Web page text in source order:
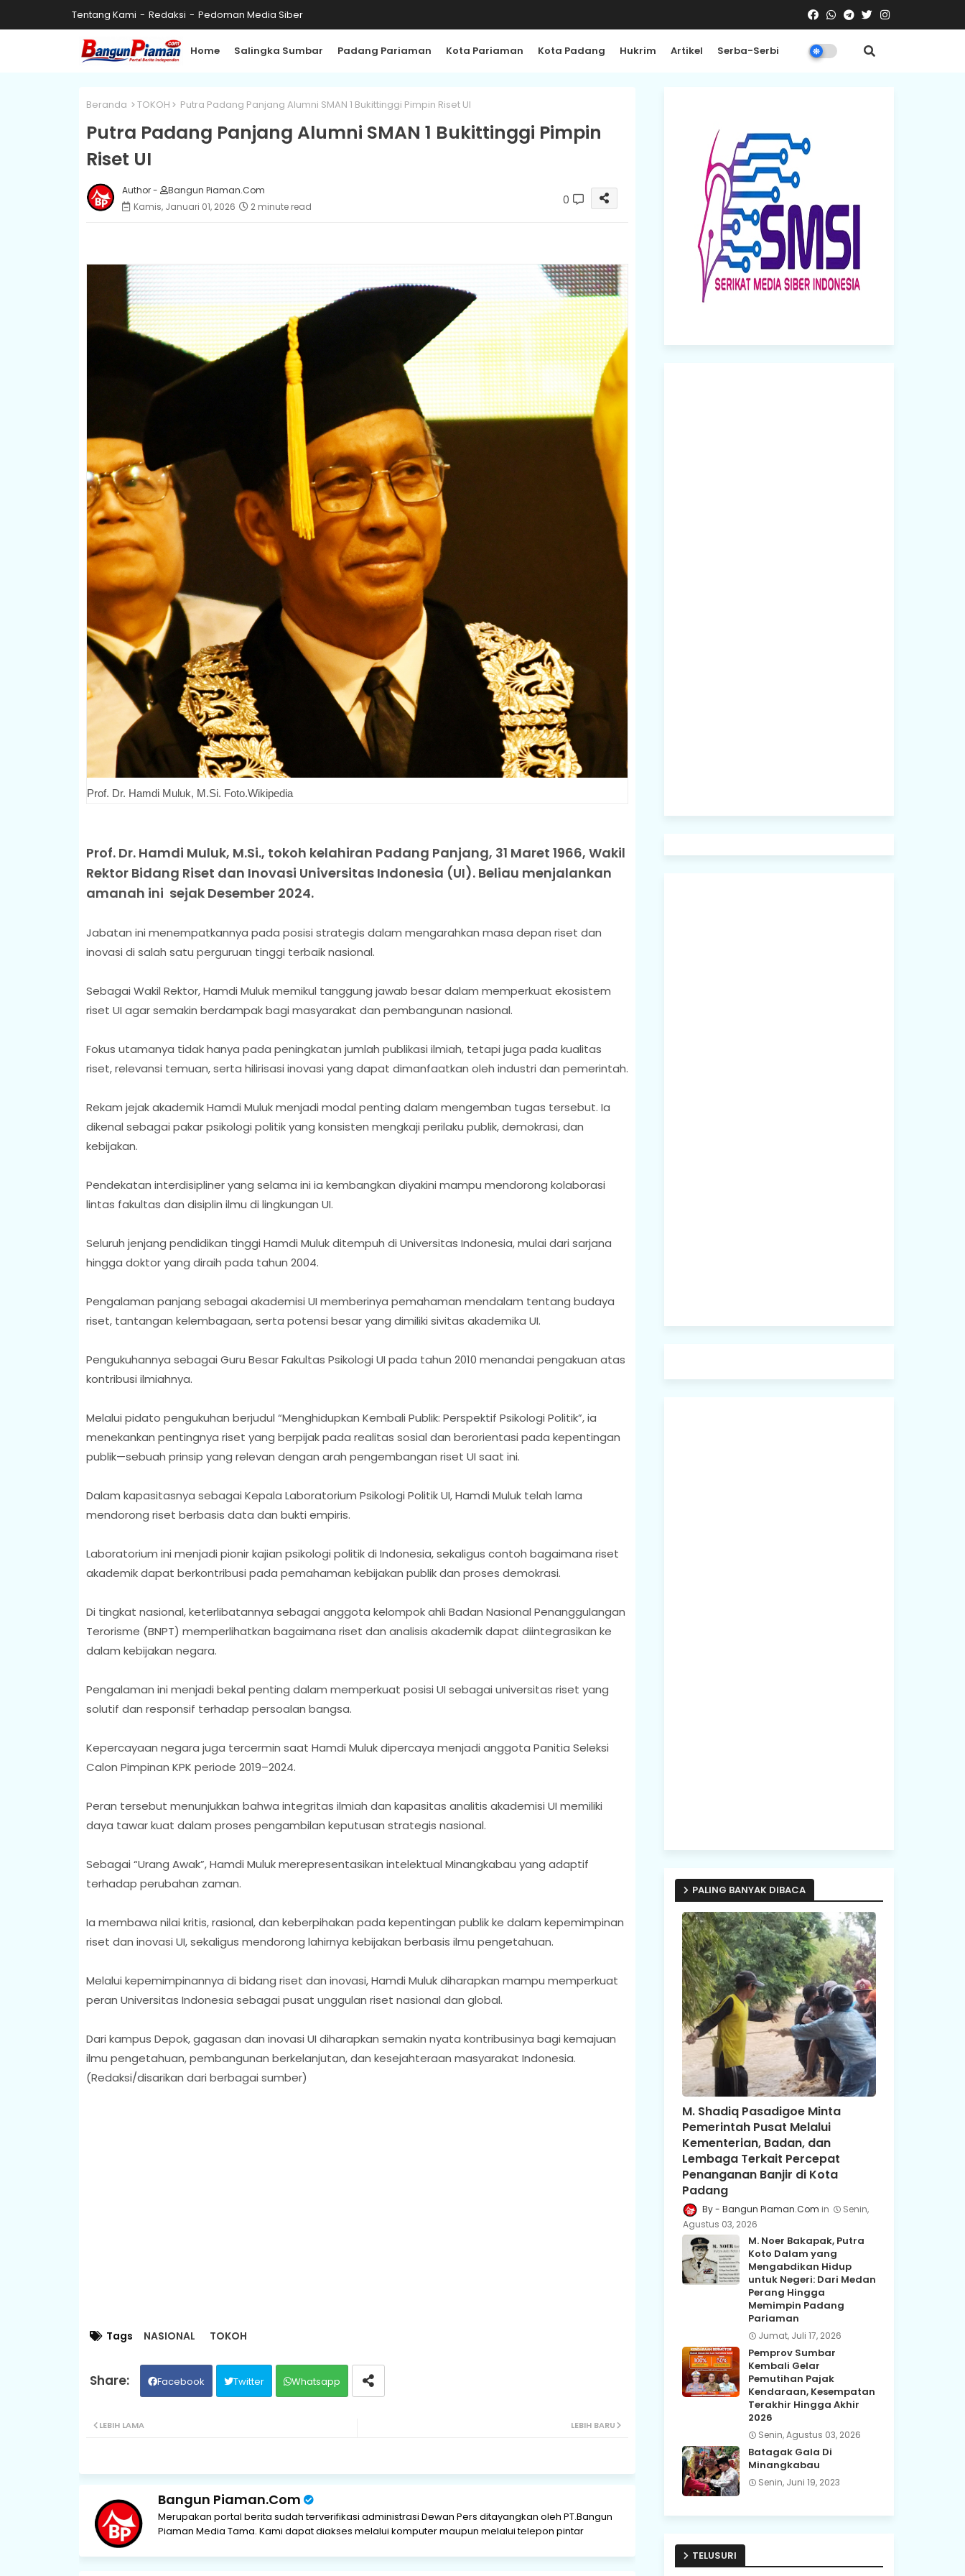
Tentang Kami Redaksi Pedoman Media Siber
Home Salingka Sumbar Padang Pariaman Kota Pariaman Kota Padang Hukrim Artikel Serba-Serbi
Beranda TOKOH Putra Padang Panjang Alumni SMAN 1 Bukittinggi Pimpin Riset UI
Putra Padang Panjang Alumni SMAN 1 Bukittinggi Pimpin
Riset UI
Author -
Bangun Piaman.Com
Kamis, Januari 01, 2026
2 minute read 0
Prof. Dr. Hamdi Muluk, M.Si. Foto.Wikipedia
Prof. Dr. Hamdi Muluk, M.Si., tokoh kelahiran Padang Panjang, 31 Maret 1966, Wakil
Rektor Bidang Riset dan Inovasi Universitas Indonesia (UI). Beliau menjalankan
amanah ini sejak Desember 2024.
Jabatan ini menempatkannya pada posisi strategis dalam mengarahkan masa depan riset dan
inovasi di salah satu perguruan tinggi terbaik nasional.
Sebagai Wakil Rektor, Hamdi Muluk memikul tanggung jawab besar dalam memperkuat ekosistem
riset UI agar semakin berdampak bagi masyarakat dan pembangunan nasional.
Fokus utamanya tidak hanya pada peningkatan jumlah publikasi ilmiah, tetapi juga pada kualitas
riset, relevansi temuan, serta hilirisasi inovasi yang dapat dimanfaatkan oleh industri dan pemerintah.
Rekam jejak akademik Hamdi Muluk menjadi modal penting dalam mengemban tugas tersebut. Ia
dikenal sebagai pakar psikologi politik yang konsisten mengkaji perilaku publik, demokrasi, dan
kebijakan.
Pendekatan interdisipliner yang selama ini ia kembangkan diyakini mampu mendorong kolaborasi
lintas fakultas dan disiplin ilmu di lingkungan UI.
Seluruh jenjang pendidikan tinggi Hamdi Muluk ditempuh di Universitas Indonesia, mulai dari sarjana
hingga doktor yang diraih pada tahun 2004.
Pengalaman panjang sebagai akademisi UI memberinya pemahaman mendalam tentang budaya
riset, tantangan kelembagaan, serta potensi besar yang dimiliki sivitas akademika UI.
Pengukuhannya sebagai Guru Besar Fakultas Psikologi UI pada tahun 2010 menandai pengakuan atas
kontribusi ilmiahnya.
Melalui pidato pengukuhan berjudul “Menghidupkan Kembali Publik: Perspektif Psikologi Politik”, ia
menekankan pentingnya riset yang berpijak pada realitas sosial dan berorientasi pada kepentingan
publik—sebuah prinsip yang relevan dengan arah pengembangan riset UI saat ini.
Dalam kapasitasnya sebagai Kepala Laboratorium Psikologi Politik UI, Hamdi Muluk telah lama
mendorong riset berbasis data dan bukti empiris.
Laboratorium ini menjadi pionir kajian psikologi politik di Indonesia, sekaligus contoh bagaimana riset
akademik dapat berkontribusi pada pemahaman kebijakan publik dan proses demokrasi.
Di tingkat nasional, keterlibatannya sebagai anggota kelompok ahli Badan Nasional Penanggulangan
Terorisme (BNPT) memperlihatkan bagaimana riset dan analisis akademik dapat diintegrasikan ke
dalam kebijakan negara.
Pengalaman ini menjadi bekal penting dalam memperkuat posisi UI sebagai universitas riset yang
solutif dan responsif terhadap persoalan bangsa.
Kepercayaan negara juga tercermin saat Hamdi Muluk dipercaya menjadi anggota Panitia Seleksi
Calon Pimpinan KPK periode 2019–2024.
Peran tersebut menunjukkan bahwa integritas ilmiah dan kapasitas analitis akademisi UI memiliki
daya tawar kuat dalam proses pengambilan keputusan strategis nasional.
Sebagai “Urang Awak”, Hamdi Muluk merepresentasikan intelektual Minangkabau yang adaptif
terhadap perubahan zaman.
Ia membawa nilai kritis, rasional, dan keberpihakan pada kepentingan publik ke dalam kepemimpinan
riset dan inovasi UI, sekaligus mendorong lahirnya kebijakan berbasis ilmu pengetahuan.
Melalui kepemimpinannya di bidang riset dan inovasi, Hamdi Muluk diharapkan mampu memperkuat
peran Universitas Indonesia sebagai pusat unggulan riset nasional dan global.
Dari kampus Depok, gagasan dan inovasi UI diharapkan semakin nyata kontribusinya bagi kemajuan
ilmu pengetahuan, pembangunan berkelanjutan, dan kesejahteraan masyarakat Indonesia.
(Redaksi/disarikan dari berbagai sumber)
Tags NASIONAL TOKOH
Facebook Twitter Whatsapp
LEBIH BARU
LEBIH LAMA
Bangun Piaman.Com
Merupakan portal berita sudah terverifikasi administrasi Dewan Pers ditayangkan oleh PT.Bangun
Piaman Media Tama. Kami dapat diakses melalui komputer maupun melalui telepon pintar
PALING BANYAK DIBACA
M. Shadiq Pasadigoe Minta
Pemerintah Pusat Melalui
Kementerian, Badan, dan
Lembaga Terkait Percepat
Penanganan Banjir di Kota
Padang
Bangun Piaman.Com
Senin,
Agustus 03, 2026
M. Noer Bakapak, Putra
Koto Dalam yang
Mengabdikan Hidup
untuk Negeri: Dari Medan
Perang Hingga
Memimpin Padang
Pariaman
Jumat, Juli 17, 2026
Pemprov Sumbar
Kembali Gelar
Pemutihan Pajak
Kendaraan, Kesempatan
Terakhir Hingga Akhir
2026
Senin, Agustus 03, 2026
Batagak Gala Di
Minangkabau
Senin, Juni 19, 2023
TELUSURI